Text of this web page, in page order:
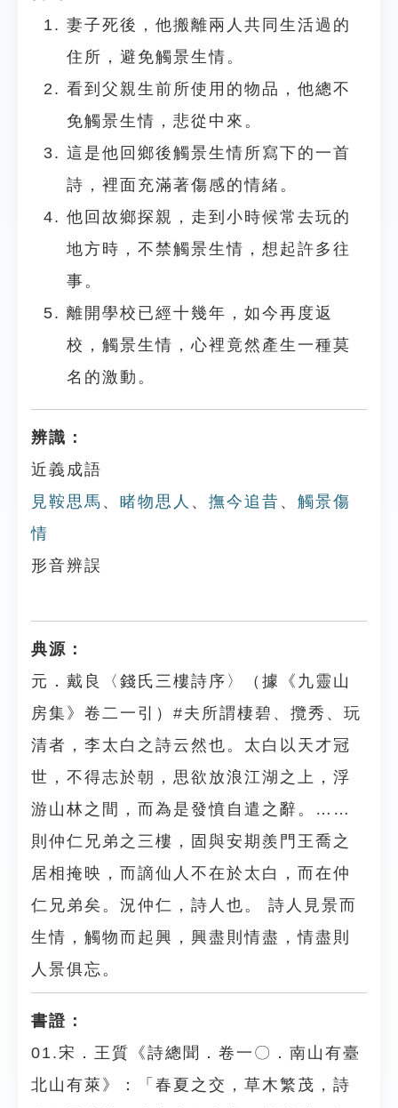
妻子死後，他搬離兩人共同生活過的
住所，避免觸景生情。
看到父親生前所使用的物品，他總不
免觸景生情，悲從中來。
這是他回鄉後觸景生情所寫下的一首
詩，裡面充滿著傷感的情緒。
他回故鄉探親，走到小時候常去玩的
地方時，不禁觸景生情，想起許多往
事。
離開學校已經十幾年，如今再度返
校，觸景生情，心裡竟然產生一種莫
名的激動。
辨識：
近義成語
見鞍思馬 、 睹物思人 、 撫今追昔 、 觸景傷
情
形音辨誤
典源：
元．戴良〈錢氏三樓詩序〉（據《九靈山
房集》卷二一引）#夫所謂棲碧、攬秀、玩
清者，李太白之詩云然也。太白以天才冠
世，不得志於朝，思欲放浪江湖之上，浮
游山林之間，而為是發憤自遣之辭。……
則仲仁兄弟之三樓，固與安期羨門王喬之
居相掩映，而謫仙人不在於太白，而在仲
仁兄弟矣。況仲仁，詩人也。 詩人見景而
生情，觸物而起興，興盡則情盡，情盡則
人景俱忘。
書證：
01.宋．王質《詩總聞．卷一〇．南山有臺
北山有萊》：「春夏之交，草木繁茂，詩